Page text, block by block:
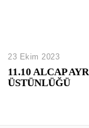
23 Ekim 2023
11.10 ALCAP
ÜSTÜNLÜĞÜ